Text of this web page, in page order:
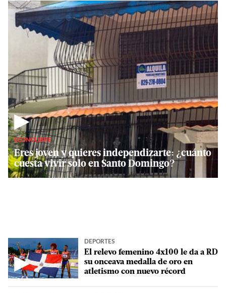
▶
ECONOLIBRE
Eres joven y quieres independizarte: ¿cuánto
cuesta vivir solo en Santo Domingo?
▶
DEPORTES
El relevo femenino 4x100 le da a RD
su onceava medalla de oro en
atletismo con nuevo récord